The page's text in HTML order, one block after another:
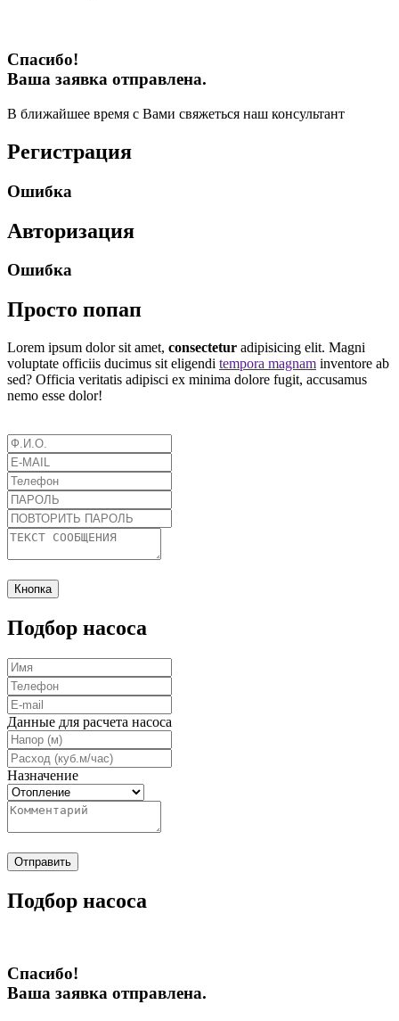
Спасибо!
Ваша заявка отправлена.
В ближайшее время с Вами свяжеться наш консультант
Регистрация
Ошибка
Авторизация
Ошибка
Просто попап
Lorem ipsum dolor sit amet, consectetur adipisicing elit. Magni
voluptate officiis ducimus sit eligendi tempora magnam inventore ab
sed? Officia veritatis adipisci ex minima dolore fugit, accusamus
nemo esse dolor!
Кнопка
Подбор насоса
Данные для расчета насоса
Назначение
Отправить
Подбор насоса
Спасибо!
Ваша заявка отправлена.